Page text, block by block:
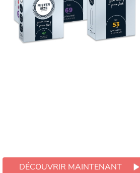
DÉCOUVRIR MAINTENANT